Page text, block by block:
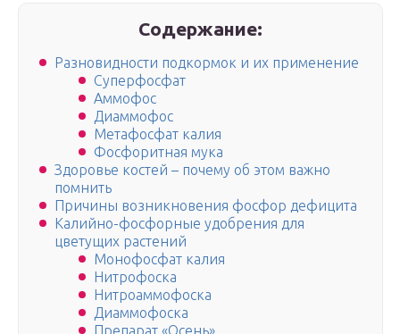
Содержание:
Разновидности подкормок и их применение
Суперфосфат
Аммофос
Диаммофос
Метафосфат калия
Фосфоритная мука
Здоровье костей – почему об этом важно
помнить
Причины возникновения фосфор дефицита
Калийно-фосфорные удобрения для
цветущих растений
Монофосфат калия
Нитрофоска
Нитроаммофоска
Диаммофоска
Препарат «Осень»